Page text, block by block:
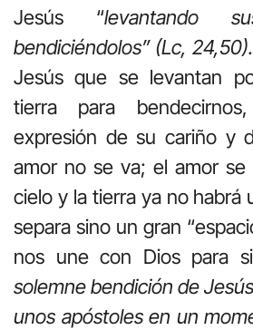
Jesús “levantando
bendiciéndolos” (Lc, 24,50).
Jesús que se levantan
tierra para
expresión de su cariño y
amor no se va; el amor
cielo y la tierra ya no habrá
separa sino un gran
nos une con Dios para
solemne bendición de
unos apóstoles en un